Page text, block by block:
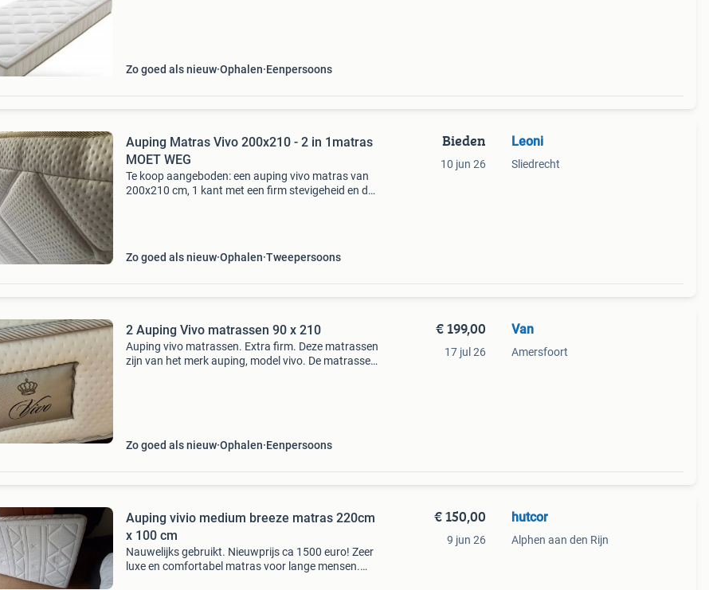
Zo goed als nieuw Ophalen Eenpersoons
Auping Matras Vivo 200x210 - 2 in 1matras
MOET WEG
Te koop aangeboden: een auping vivo matras van
200x210 cm, 1 kant met een firm stevigeheid en de
Zo goed als nieuw Ophalen Tweepersoons
Bieden
10 jun 26
Leoni
Sliedrecht
2 Auping Vivo matrassen 90 x 210
Auping vivo matrassen. Extra firm. Deze matrassen
zijn van het merk auping, model vivo. De matrassen
Zo goed als nieuw Ophalen Eenpersoons
€ 199,00
17 jul 26
Van
Amersfoort
Auping vivio medium breeze matras 220cm
x 100 cm
Nauwelijks gebruikt. Nieuwprijs ca 1500 euro! Zeer
luxe en comfortabel matras voor lange mensen.
€ 150,00
9 jun 26
hutcor
Alphen aan den Rijn